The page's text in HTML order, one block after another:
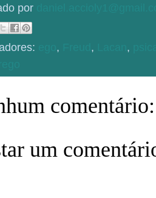
por
, , ,
comentário:
um